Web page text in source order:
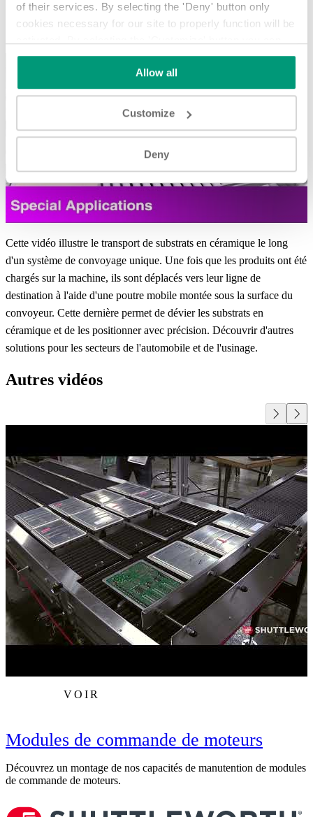
of their services. By selecting the 'Deny' button only
cookies necessary for our site to properly function will be
choose the individual categories of cookies you want to
Read the complete cookie policy.
Allow all
Customize
Deny
Substrats en céramique
Cette vidéo illustre le transport de substrats en céramique le long
d'un système de convoyage unique. Une fois que les produits ont été
chargés sur la machine, ils sont déplacés vers leur ligne de
destination à l'aide d'une poutre mobile montée sous la surface du
convoyeur. Cette dernière permet de dévier les substrats en
céramique et de les positionner avec précision. Découvrir d'autres
solutions pour les secteurs de l'automobile et de l'usinage.
Autres vidéos
VOIR
Modules de commande de moteurs
Découvrez un montage de nos capacités de manutention de modules
de commande de moteurs.